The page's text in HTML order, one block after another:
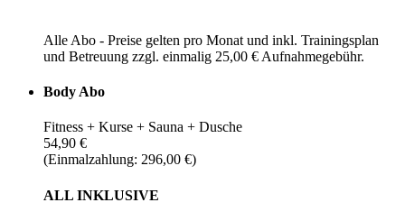
Alle Abo - Preise gelten pro Monat und inkl. Trainingsplan
und Betreuung zzgl. einmalig 25,00 € Aufnahmegebühr.
Body Abo
Fitness + Kurse + Sauna + Dusche
54,90 €
(Einmalzahlung: 296,00 €)
ALL INKLUSIVE